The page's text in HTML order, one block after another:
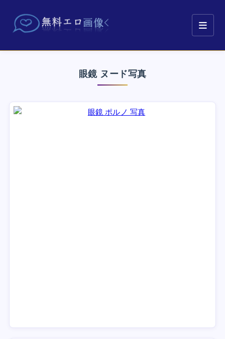
眼鏡 ヌード写真